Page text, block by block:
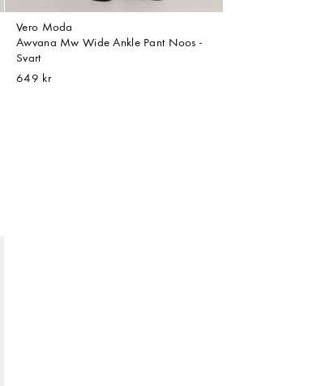
Vero Moda
Awvana Mw Wide Ankle Pant Noos -
Svart
649 kr